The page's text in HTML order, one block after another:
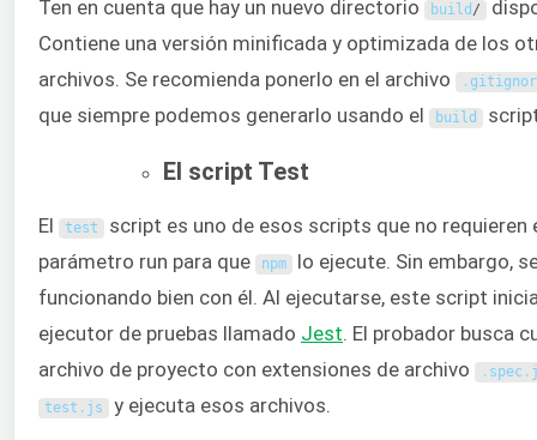
Ten en cuenta que hay un nuevo directorio build /
Contiene una versión minificada y optimizada de los
archivos. Se recomienda ponerlo en el archivo
.
que siempre podemos generarlo usando el build
El script Test
El test script es uno de esos scripts que no requieren
parámetro run para que
npm lo ejecute. Sin embargo,
funcionando bien con él. Al ejecutarse, este script
ejecutor de pruebas llamado Jest. El probador busca
archivo de proyecto con extensiones de archivo
. spec .
test . js y ejecuta esos archivos.